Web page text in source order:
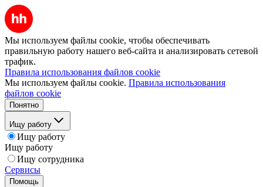
Мы используем файлы cookie, чтобы обеспечивать
правильную работу нашего веб-сайта и анализировать сетевой
трафик.
Правила использования файлов cookie
Мы используем файлы cookie. Правила использования
файлов cookie
Понятно
Ищу работу
Ищу работу
Ищу работу
Ищу сотрудника
Сервисы
Помощь